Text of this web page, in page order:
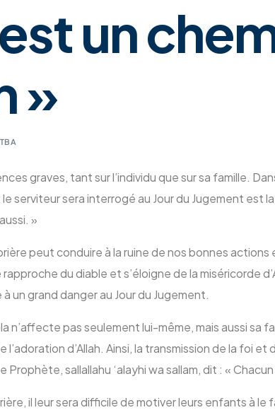
un
»
graves, tant sur l’individu que sur sa famille.
serviteur sera interrogé au Jour du Jugement est
»
peut conduire à la ruine de nos bonnes actions
du diable et s’éloigne de la miséricorde
un grand danger au Jour du Jugement.
n’affecte pas seulement lui-même, mais aussi sa
d’Allah. Ainsi, la transmission de la foi
Prophète, sallallahu ‘alayhi wa sallam, dit : «
il leur sera difficile de motiver leurs enfants à